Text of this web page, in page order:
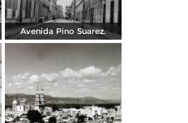
Avenida Pino Suarez.